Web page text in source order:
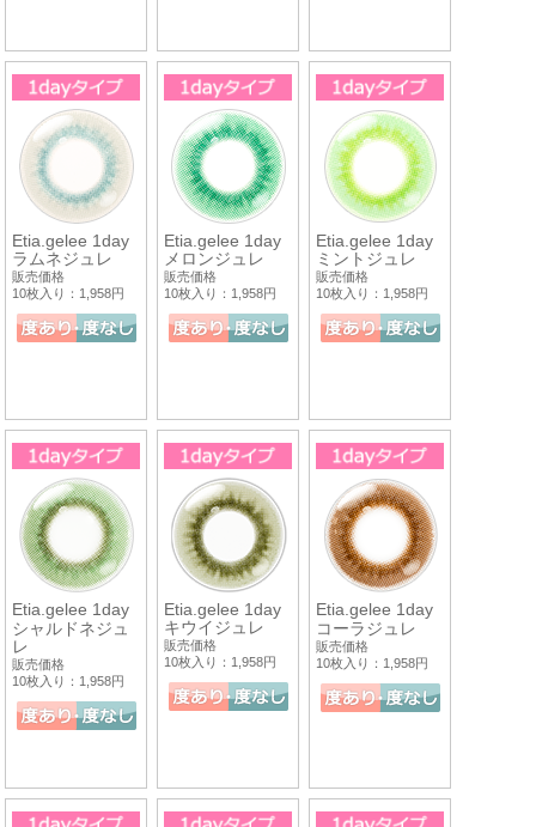
Etia.gelee 1day
ラムネジュレ
販売価格
10枚入り：1,958円
Etia.gelee 1day
メロンジュレ
販売価格
10枚入り：1,958円
Etia.gelee 1day
ミントジュレ
販売価格
10枚入り：1,958円
Etia.gelee 1day
シャルドネジュ
レ
販売価格
10枚入り：1,958円
Etia.gelee 1day
キウイジュレ
販売価格
10枚入り：1,958円
Etia.gelee 1day
コーラジュレ
販売価格
10枚入り：1,958円